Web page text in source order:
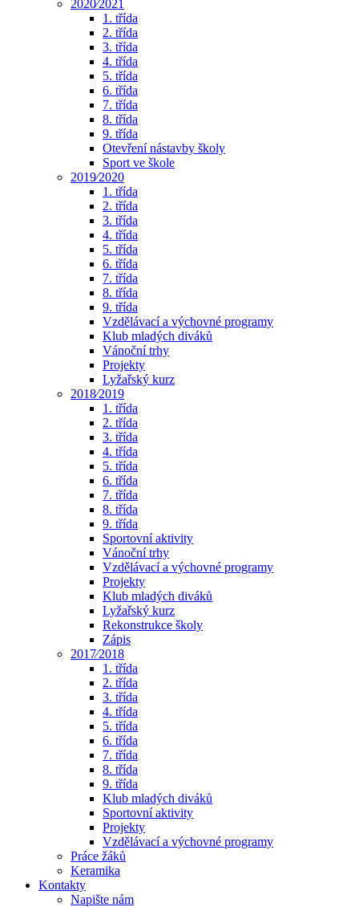
2020⁄2021
1. třída
2. třída
3. třída
4. třída
5. třída
6. třída
7. třída
8. třída
9. třída
Otevření nástavby školy
Sport ve škole
2019⁄2020
1. třída
2. třída
3. třída
4. třída
5. třída
6. třída
7. třída
8. třída
9. třída
Vzdělávací a výchovné programy
Klub mladých diváků
Vánoční trhy
Projekty
Lyžařský kurz
2018⁄2019
1. třída
2. třída
3. třída
4. třída
5. třída
6. třída
7. třída
8. třída
9. třída
Sportovní aktivity
Vánoční trhy
Vzdělávací a výchovné programy
Projekty
Klub mladých diváků
Lyžařský kurz
Rekonstrukce školy
Zápis
2017⁄2018
1. třída
2. třída
3. třída
4. třída
5. třída
6. třída
7. třída
8. třída
9. třída
Klub mladých diváků
Sportovní aktivity
Projekty
Vzdělávací a výchovné programy
Práce žáků
Keramika
Kontakty
Napište nám